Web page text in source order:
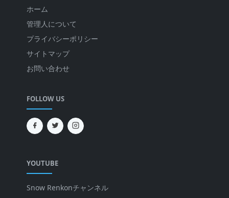
ホーム
管理人について
プライバシーポリシー
サイトマップ
お問い合わせ
FOLLOW US
YOUTUBE
Snow Renkonチャンネル